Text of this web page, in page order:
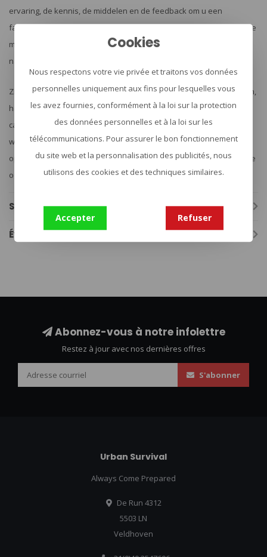
ervaring, de kennis, de middelen en de feedback om u een
fantastisch assortiment producten aan te bieden van hoogwaardige
materialen tegen betaalbare prijzen. Zij zijn voortdurend op zoek
naar manieren om de producten te verbeteren.
Zij leveren rugzakken, tassen, plate carriers, broeken, shirts, jassen,
handschoenen en nog veel meer! Rugzakken, tassen en plate
carries zijn voorzien van molle (standaard en lazer). Check onze
website www.urbansurvival.nl voor de producten. Voortdurend
opzoek naar nieuwe producten voor in het assortiment, dus houd je
ogen open voor nieuws!
Spécifications
Évaluations
Abonnez-vous à notre infolettre
Restez à jour avec nos dernières offres
S'abonner
Urban Survival
Always Come Prepared
De Run 4312
5503 LN
Veldhoven
Cookies
Nous respectons votre vie privée et traitons vos données
personnelles uniquement aux fins pour lesquelles vous
les avez fournies, conformément à la loi sur la protection
des données personnelles et à la loi sur les
télécommunications. Pour assurer le bon fonctionnement
du site web et la personnalisation des publicités, nous
utilisons des cookies et des techniques similaires.
Accepter Refuser